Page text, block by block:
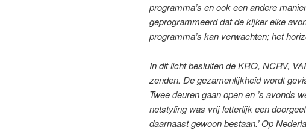
programma’s en ook een andere
geprogrammeerd dat de kijker elke
programma’s kan verwachten; het
In dit licht besluiten de KRO, NCRV,
zenden. De gezamenlijkheid wordt
Twee deuren gaan open en ’s avonds
netstyling was vrij letterlijk een
daarnaast gewoon bestaan.’ Op